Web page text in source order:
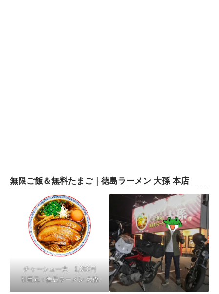
無限ご飯＆無料たまご｜徳島ラーメン 大孫 本店
チャーシュー大 1,000円
引用元： 徳島ラーメン 大孫